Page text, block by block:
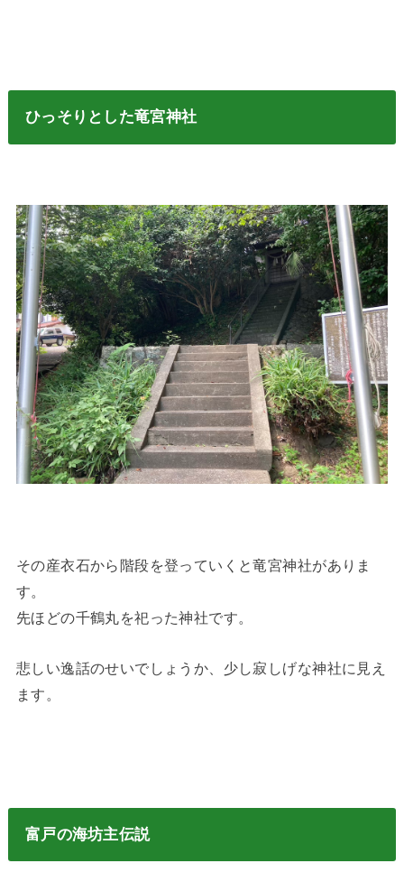
ひっそりとした竜宮神社
その産衣石から階段を登っていくと竜宮神社がありま
す。
先ほどの千鶴丸を祀った神社です。
悲しい逸話のせいでしょうか、少し寂しげな神社に見え
ます。
富戸の海坊主伝説